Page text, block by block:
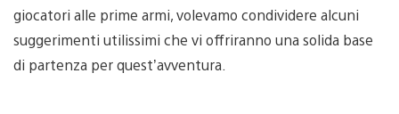
giocatori alle prime armi, volevamo condividere alcuni
suggerimenti utilissimi che vi offriranno una solida base
di partenza per quest’avventura.